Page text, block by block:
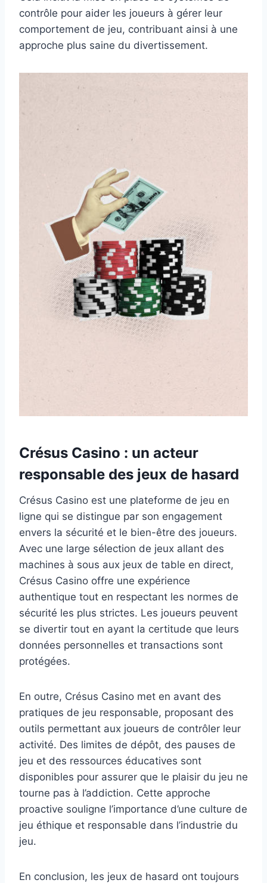
contrôle pour aider les joueurs à gérer leur
comportement de jeu, contribuant ainsi à une
approche plus saine du divertissement.
Crésus Casino : un acteur
responsable des jeux de hasard
Crésus Casino est une plateforme de jeu en
ligne qui se distingue par son engagement
envers la sécurité et le bien-être des joueurs.
Avec une large sélection de jeux allant des
machines à sous aux jeux de table en direct,
Crésus Casino offre une expérience
authentique tout en respectant les normes de
sécurité les plus strictes. Les joueurs peuvent
se divertir tout en ayant la certitude que leurs
données personnelles et transactions sont
protégées.
En outre, Crésus Casino met en avant des
pratiques de jeu responsable, proposant des
outils permettant aux joueurs de contrôler leur
activité. Des limites de dépôt, des pauses de
jeu et des ressources éducatives sont
disponibles pour assurer que le plaisir du jeu ne
tourne pas à l’addiction. Cette approche
proactive souligne l’importance d’une culture de
jeu éthique et responsable dans l’industrie du
jeu.
En conclusion, les jeux de hasard ont toujours